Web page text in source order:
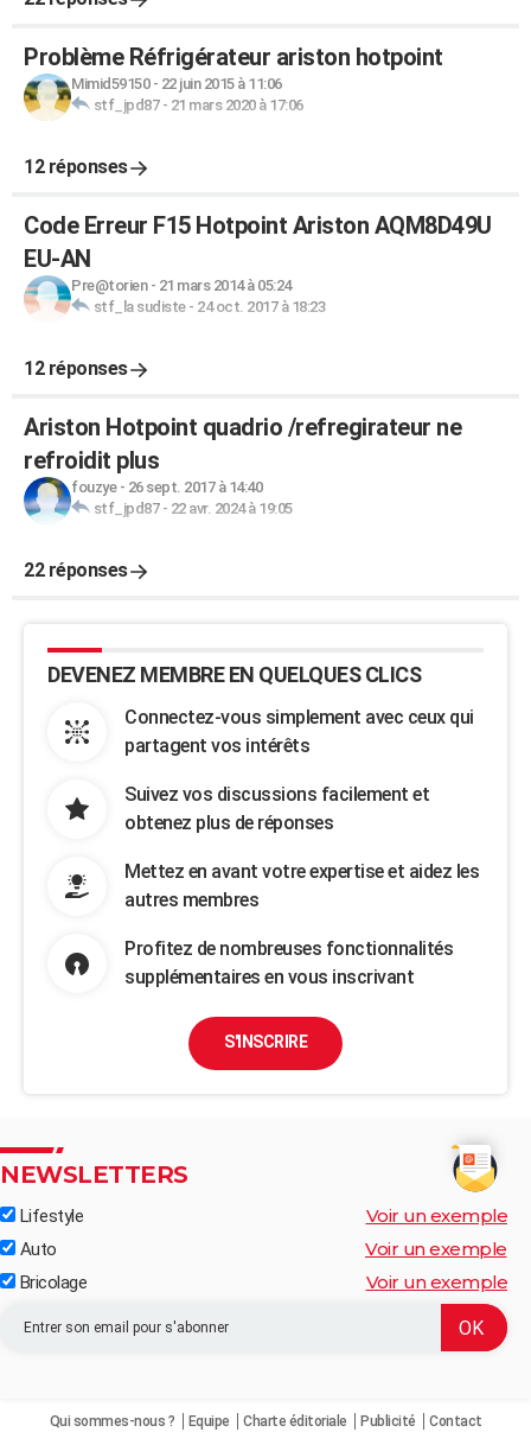
Problème Réfrigérateur ariston hotpoint
Mimid59150- 22 juin 2015 à 11:06
stf_jpd87- 21 mars 2020 à 17:06
12 réponses
Code Erreur F15 Hotpoint Ariston AQM8D49U
EU-AN
Pre@torien- 21 mars 2014 à 05:24
stf_la sudiste- 24 oct. 2017 à 18:23
12 réponses
Ariston Hotpoint quadrio /refregirateur ne
refroidit plus
fouzye- 26 sept. 2017 à 14:40
stf_jpd87- 22 avr. 2024 à 19:05
22 réponses
DEVENEZ MEMBRE EN QUELQUES CLICS
Connectez-vous simplement avec ceux qui
partagent vos intérêts
Suivez vos discussions facilement et
obtenez plus de réponses
Mettez en avant votre expertise et aidez les
autres membres
Profitez de nombreuses fonctionnalités
supplémentaires en vous inscrivant
S'INSCRIRE
NEWSLETTERS
Lifestyle Voir un exemple
Auto Voir un exemple
Bricolage Voir un exemple
Qui sommes-nous ? Equipe Charte éditoriale Publicité Contact